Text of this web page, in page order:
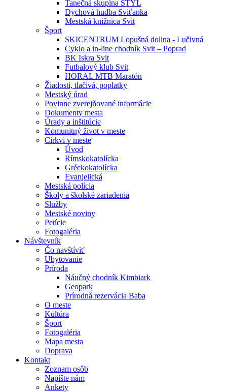
Tanečná skupina ŠTÝL
Dychová hudba Sviťanka
Mestská knižnica Svit
Šport
SKICENTRUM Lopušná dolina - Lučivná
Cyklo a in-line chodník Svit – Poprad
BK Iskra Svit
Futbalový klub Svit
HORAL MTB Maratón
Žiadosti, tlačivá, poplatky
Mestský úrad
Povinne zverejňované informácie
Dokumenty mesta
Úrady a inštitúcie
Komunitný život v meste
Cirkvi v meste
Úvod
Rímskokatolícka
Gréckokatolícka
Evanjelická
Mestská polícia
Školy a školské zariadenia
Služby
Mestské noviny
Petície
Fotogaléria
Návštevník
Čo navštíviť
Ubytovanie
Príroda
Náučný chodník Kimbiark
Geopark
Prírodná rezervácia Baba
O meste
Kultúra
Šport
Fotogaléria
Mapa mesta
Doprava
Kontakt
Zoznam osôb
Napíšte nám
Ankety